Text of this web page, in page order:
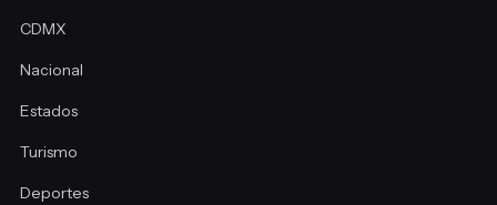
CDMX
Nacional
Estados
Turismo
Deportes